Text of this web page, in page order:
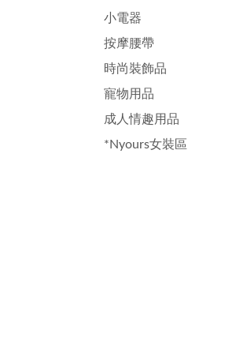
小電器
按摩腰帶
時尚裝飾品
寵物用品
成人情趣用品
*Nyours女裝區